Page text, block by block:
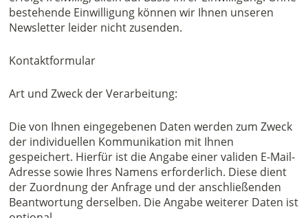
bestehende Einwilligung können wir Ihnen unseren
Newsletter leider nicht zusenden.
Kontaktformular
Art und Zweck der Verarbeitung:
Die von Ihnen eingegebenen Daten werden zum Zweck
der individuellen Kommunikation mit Ihnen
gespeichert. Hierfür ist die Angabe einer validen E-Mail-
Adresse sowie Ihres Namens erforderlich. Diese dient
der Zuordnung der Anfrage und der anschließenden
Beantwortung derselben. Die Angabe weiterer Daten ist